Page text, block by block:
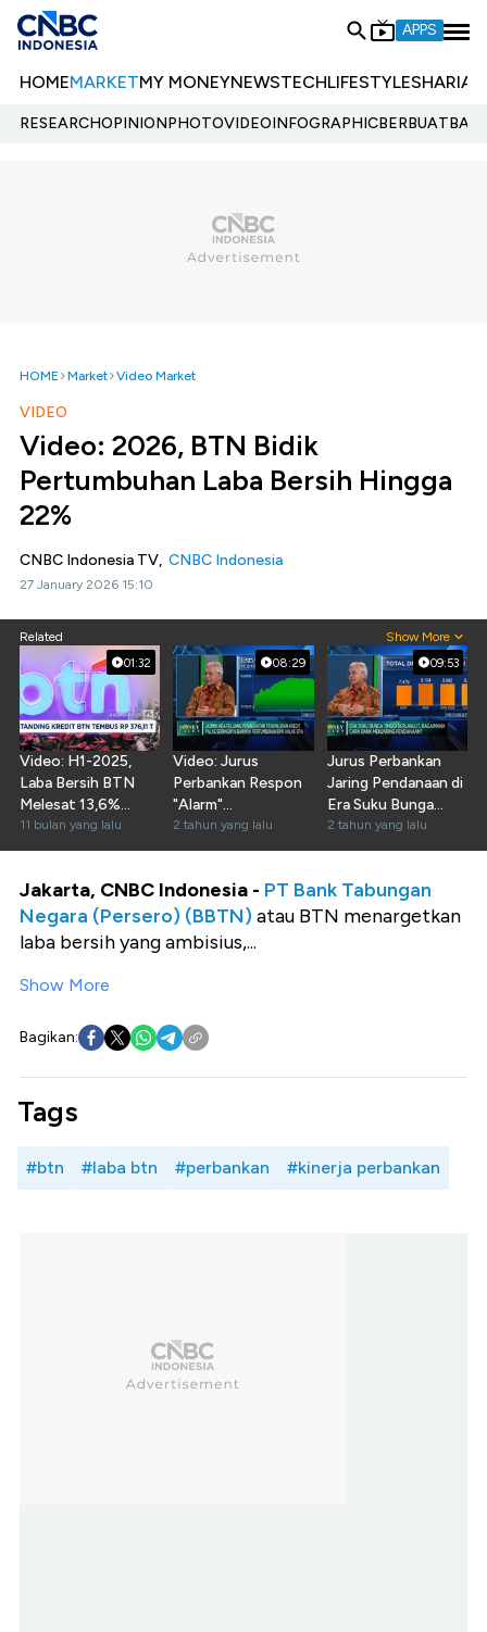
APPS
HOMEMARKETMY MONEYNEWSTECHLIFESTYLESHARIA
RESEARCHOPINIONPHOTOVIDEOINFOGRAPHIC
HOME Market Video Market
VIDEO
Video: 2026, BTN Bidik
Pertumbuhan Laba Bersih Hingga
22%
CNBC Indonesia TV, CNBC Indonesia
27 January 2026 15:10
Related Show More
01:32
Video: H1-2025,
Laba Bersih BTN
Melesat 13,6%
Menjadi Rp 1,7
Triliun
11 bulan yang lalu
08:29
Video: Jurus
Perbankan Respon
"Alarm"
Ketidakpastian
Global
2 tahun yang lalu
09:53
Jurus Perbankan
Jaring Pendanaan di
Era Suku Bunga
Tinggi
2 tahun yang lalu
Jakarta, CNBC Indonesia - PT Bank Tabungan
Negara (Persero) (BBTN) atau BTN menargetkan
laba bersih yang ambisius,...
Show More
Bagikan:
Tags
#btn #laba btn #perbankan #kinerja perbankan